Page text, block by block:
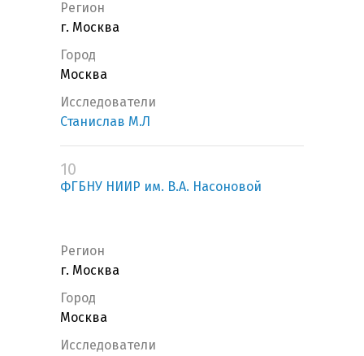
Регион
г. Москва
Город
Москва
Исследователи
Станислав М.Л
10
ФГБНУ НИИР им. В.А. Насоновой
Регион
г. Москва
Город
Москва
Исследователи